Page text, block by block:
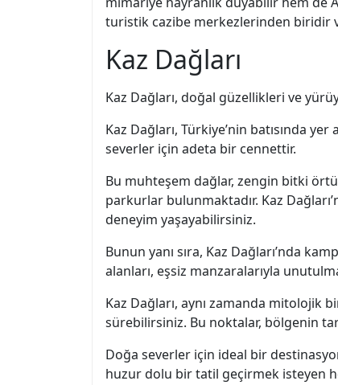
turistik cazibe merkezlerinden biridir
Kaz Dağları
Kaz Dağları, doğal güzellikleri ve
Kaz Dağları, Türkiye’nin batısında
severler için adeta bir cennettir.
Bu muhteşem dağlar, zengin bitki
parkurlar bulunmaktadır. Kaz
deneyim yaşayabilirsiniz.
Bunun yanı sıra, Kaz Dağları’nda
alanları, eşsiz manzaralarıyla
Kaz Dağları, aynı zamanda mitolojik
sürebilirsiniz. Bu noktalar, bölgenin
Doğa severler için ideal bir
huzur dolu bir tatil geçirmek isteyen